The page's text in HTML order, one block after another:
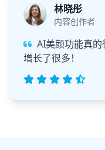
林晓彤
内容创作者
AI美颜功能真
增长了很多！